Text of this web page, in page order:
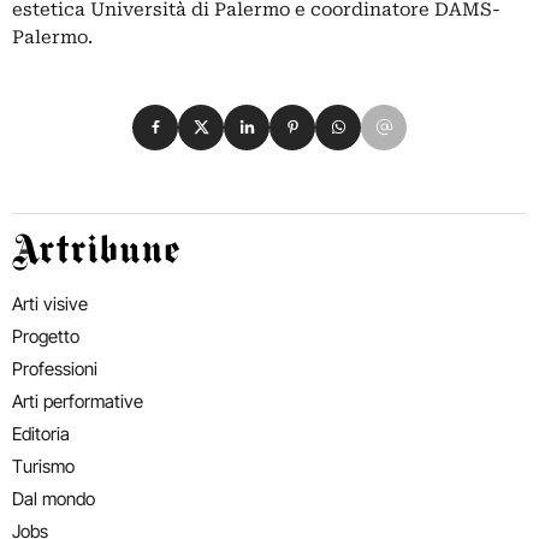
estetica Università di Palermo e coordinatore DAMS-
Palermo.
Condividi su Facebook
Condividi su X
Condividi su LinkedIn
Condividi su Pinterest
Condividi su WhatsApp
Condividi su Email
Artribune
Arti visive
Progetto
Professioni
Arti performative
Editoria
Turismo
Dal mondo
Jobs